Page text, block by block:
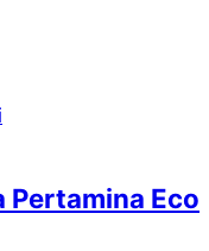
Pertamina Eco